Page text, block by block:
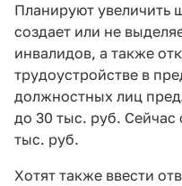
Планируют увеличить
создает или не
инвалидов, а также
трудоустройстве в
должностных лиц
до 30 тыс. руб. Сейчас
тыс. руб.
Хотят также ввести